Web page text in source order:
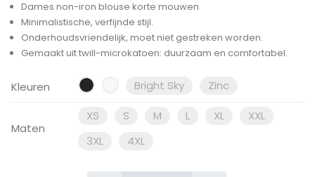
Dames non-iron blouse korte mouwen
Minimalistische, verfijnde stijl.
Onderhoudsvriendelijk, moet niet gestreken worden.
Gemaakt uit twill-microkatoen: duurzaam en comfortabel.
Kleuren Bright Sky Zinc
Maten
XS S M L XL
XXL
3XL
4XL